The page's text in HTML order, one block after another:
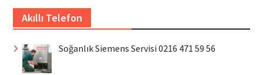
Akıllı Telefon
Soğanlık Siemens Servisi 0216 471 59 56